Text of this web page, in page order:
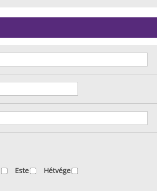
Este Hétvége